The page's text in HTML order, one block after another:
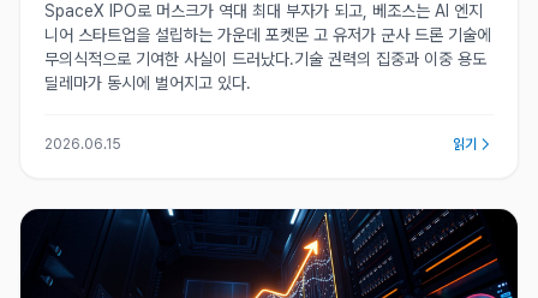
SpaceX IPO로 머스크가 역대 최대 부자가 되고, 베조스는 AI 엔지
니어 스타트업을 설립하는 가운데 포켓몬 고 유저가 군사 드론 기술에
무의식적으로 기여한 사실이 드러났다.기술 권력의 집중과 이중 용도
딜레마가 동시에 벌어지고 있다.
2026.06.15 읽기